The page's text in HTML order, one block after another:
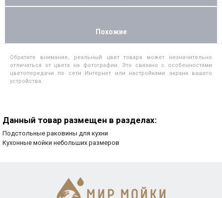
Похожие
Обратите внимание, реальный цвет товара может незначительно
отличаться от цвета на фотографии. Это связано с особенностями
цветопередачи по сети Интернет или настройками экрана вашего
устройства.
Данный товар размещен в разделах:
Подстольные раковины для кухни
Кухонные мойки небольших размеров